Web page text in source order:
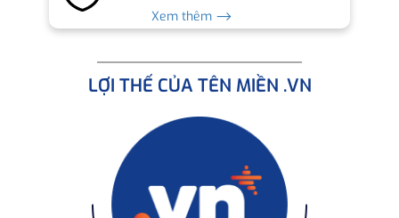
Xem thêm ⟶
LỢI THẾ CỦA TÊN MIỀN .VN